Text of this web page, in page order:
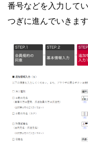
番号などを入力して
つぎに進んでいきます